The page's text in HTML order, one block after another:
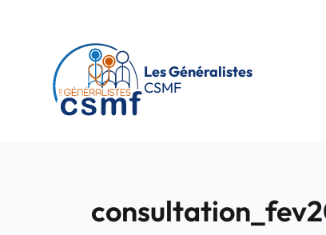
Les Généralistes
CSMF